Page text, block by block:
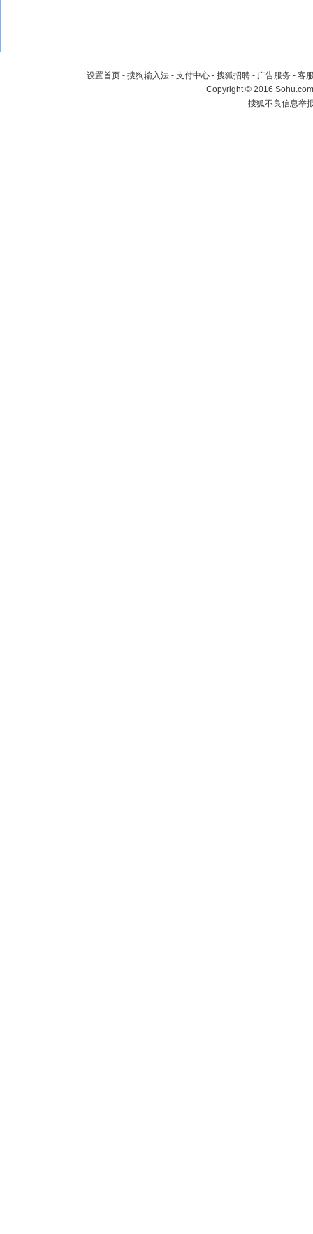
设置首页 - 搜狗输入法 - 支付中心 - 搜狐招聘 - 广告服务 - 客
Copyright©2016
搜狐不良信息举